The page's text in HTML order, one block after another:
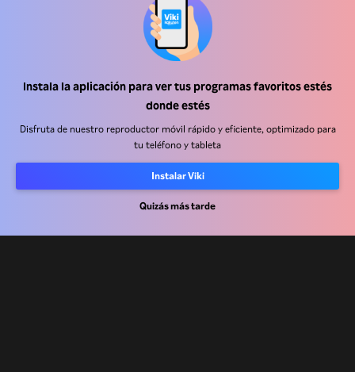
Instala la aplicación para ver tus programas favoritos estés
donde estés
Disfruta de nuestro reproductor móvil rápido y eficiente, optimizado para
tu teléfono y tableta
Instalar Viki
Quizás más tarde
Centro de ayuda